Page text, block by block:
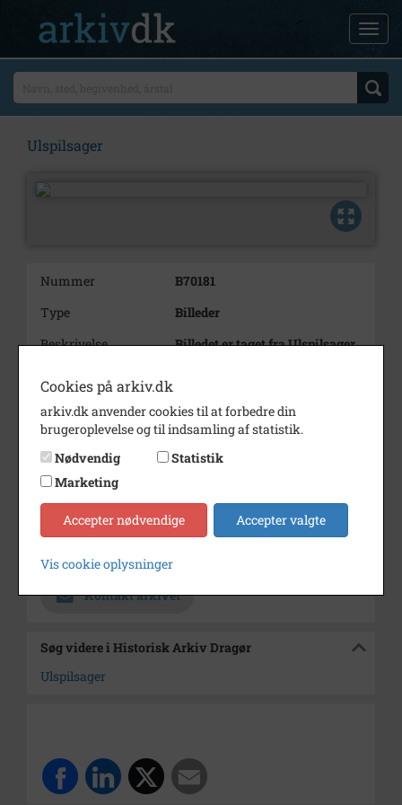
Ulspilsager
Nummer
B70181
Type
Billeder
Beskrivelse
Billedet er taget fra Ulspilsager
Årstal
1972
Dateringsnote
Oktober 1972
Fotograf
Se på kort
Arkiv
Kontakt arkivet
Søg videre i Historisk Arkiv Dragør
Ulspilsager
Cookies på arkiv.dk
arkiv.dk anvender cookies til at forbedre din
brugeroplevelse og til indsamling af statistik.
Nødvendig
Statistik
Marketing
Accepter nødvendige Accepter valgte
Vis cookie oplysninger